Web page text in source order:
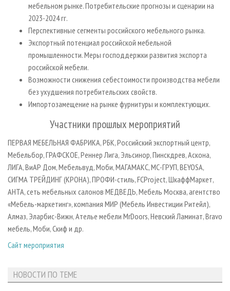
мебельном рынке. Потребительские прогнозы и сценарии на
2023-2024 гг.
Перспективные сегменты российского мебельного рынка.
Экспортный потенциал российской мебельной
промышленности. Меры господдержки развития экспорта
российской мебели.
Возможности снижения себестоимости производства мебели
без ухудшения потребительских свойств.
Импортозамещение на рынке фурнитуры и комплектующих.
Участники прошлых мероприятий
ПЕРВАЯ МЕБЕЛЬНАЯ ФАБРИКА, РБК, Российский экспортный центр,
Мебельбор, ГРАФСКОЕ, Реннер Лига, Эльсинор, Пинскдрев, Аскона,
ЛИГА, ВиАР Дом, Мебельвуд, Моби, МАГАМАКС, МС-ГРУП, BEYOSA,
СИГМА ТРЕЙДИНГ (КРОНА), ПРОФИ-стиль, FCProject, ШкаффМаркет,
АНТА, сеть мебельных салонов МЕДВЕДЬ, Мебель Москва, агентство
«Мебель-маркетинг», компания МИР (Мебель Инвестиции Ритейл),
Алмаз, Эларбис-Вижн, Ателье мебели MrDoors, Невский Ламинат, Bravo
мебель, Моби, Скиф и др.
Сайт мероприятия
НОВОСТИ ПО ТЕМЕ